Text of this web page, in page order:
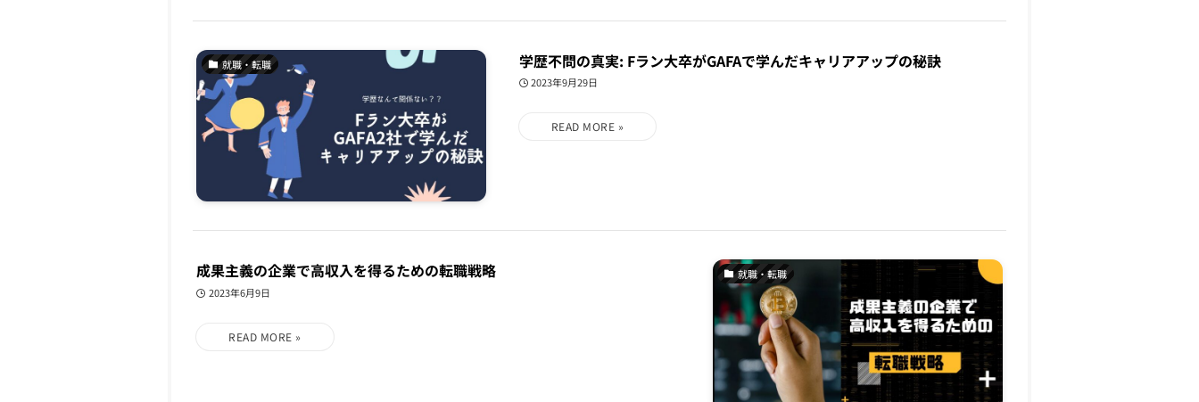
就職・転職 学歴不問の真実: Fラン大卒がGAFAで学んだキャリアアップの秘訣
2023年9月29日
就職・転職
成果主義の企業で高収入を得るための転職戦略
2023年6月9日